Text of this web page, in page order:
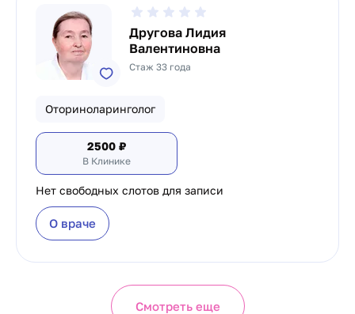
Другова Лидия
Валентиновна
Стаж 33 года
Оториноларинголог
2500 ₽
В Клинике
Нет свободных слотов для записи
О враче
Смотреть еще